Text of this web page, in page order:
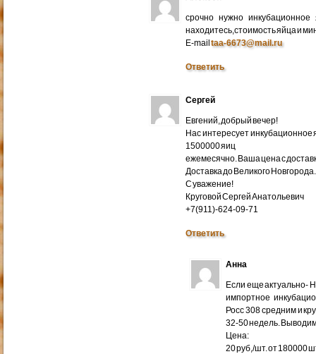
срочно нужно
находитесь,стоимость яйца и
E-mailtaa-6673@mail.ru
Ответить
Сергей
Евгений, добрый вечер!
Нас интересует инкубационное
1500000 яиц
ежемесячно. Ваша цена с
Доставка до Великого Новгорода.
С уважение!
Круговой Сергей Анатольевич
+7(911)-624-09-71
Ответить
Анна
Если еще актуально-
импортное
Росс 308 средним и
32-50 недель.
Цена:
20 руб,/шт. от 180000